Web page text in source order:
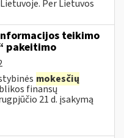
Per Lietuvos
teikimo
pakeitimo
mokesčių
finansų
21 d. įsakymą